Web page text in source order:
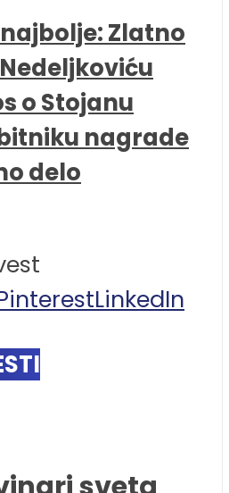
Zlatno
o Stojanu
nagrade
delo
LinkedIn